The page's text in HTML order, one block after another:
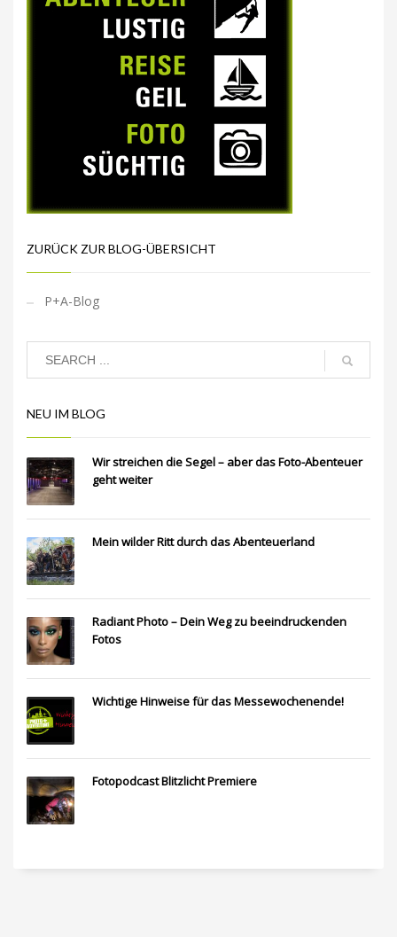
ZURÜCK ZUR BLOG-ÜBERSICHT
P+A-Blog
NEU IM BLOG
Wir streichen die Segel – aber das Foto-Abenteuer
geht weiter
Mein wilder Ritt durch das Abenteuerland
Radiant Photo – Dein Weg zu beeindruckenden
Fotos
Wichtige Hinweise für das Messewochenende!
Fotopodcast Blitzlicht Premiere